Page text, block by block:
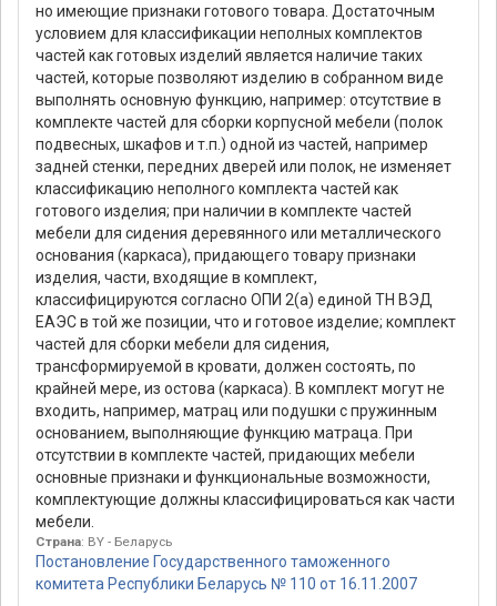
но имеющие признаки готового товара. Достаточным
условием для классификации неполных комплектов
частей как готовых изделий является наличие таких
частей, которые позволяют изделию в собранном виде
выполнять основную функцию, например: отсутствие в
комплекте частей для сборки корпусной мебели (полок
подвесных, шкафов и т.п.) одной из частей, например
задней стенки, передних дверей или полок, не изменяет
классификацию неполного комплекта частей как
готового изделия; при наличии в комплекте частей
мебели для сидения деревянного или металлического
основания (каркаса), придающего товару признаки
изделия, части, входящие в комплект,
классифицируются согласно ОПИ 2(а) единой ТН ВЭД
ЕАЭС в той же позиции, что и готовое изделие; комплект
частей для сборки мебели для сидения,
трансформируемой в кровати, должен состоять, по
крайней мере, из остова (каркаса). В комплект могут не
входить, например, матрац или подушки с пружинным
основанием, выполняющие функцию матраца. При
отсутствии в комплекте частей, придающих мебели
основные признаки и функциональные возможности,
комплектующие должны классифицироваться как части
мебели.
Страна: BY - Беларусь
Постановление Государственного таможенного
комитета Республики Беларусь № 110 от 16.11.2007